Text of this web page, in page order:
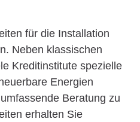
für die Installation
Neben klassischen
Kreditinstitute spezielle
Energien
Beratung zu
erhalten Sie